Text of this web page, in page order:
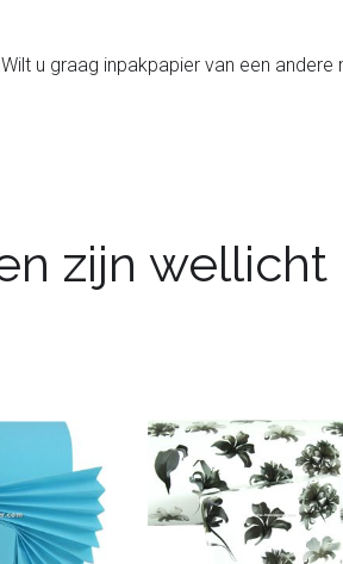
u graag inpakpapier van een
zijn wellicht